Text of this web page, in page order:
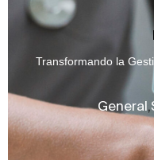
Transformando la
General,